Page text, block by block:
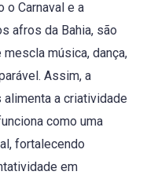
o Carnaval e a
afros da Bahia, são
música, dança,
Assim, a
a criatividade
como uma
fortalecendo
em